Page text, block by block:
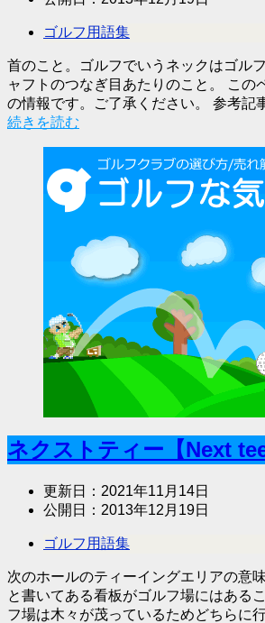
ゴルフ用語集
首のこと。ゴルフでいうネックはゴル
ャフトのつなぎ目あたりのこと。 この
の情報です。ご了承ください。 参考記
続きを読む
ネクストティー【Next
更新日： 2021年11月14日
公開日： 2013年12月19日
ゴルフ用語集
次のホールのティーイングエリアの意
と書いてある看板がゴルフ場にはある
フ場は木々が茂っているためどちらに